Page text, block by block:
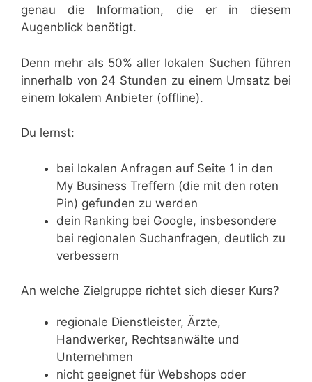
genau die Information, die er in diesem
Augenblick benötigt.
Denn mehr als 50% aller lokalen Suchen führen
innerhalb von 24 Stunden zu einem Umsatz bei
einem lokalem Anbieter (offline).
Du lernst:
bei lokalen Anfragen auf Seite 1 in den
My Business Treffern (die mit den roten
Pin) gefunden zu werden
dein Ranking bei Google, insbesondere
bei regionalen Suchanfragen, deutlich zu
verbessern
An welche Zielgruppe richtet sich dieser Kurs?
regionale Dienstleister, Ärzte,
Handwerker, Rechtsanwälte und
Unternehmen
nicht geeignet für Webshops oder